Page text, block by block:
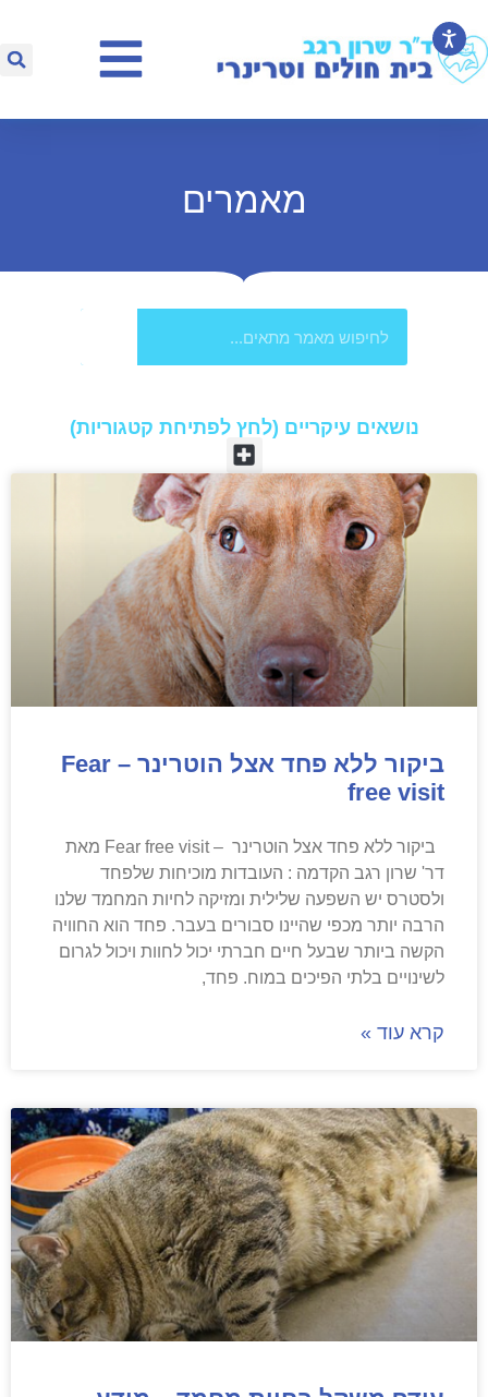
מאמרים
נושאים עיקריים (לחץ לפתיחת קטגוריות)​
ביקור ללא פחד אצל הוטרינר – Fear
free visit
ביקור ללא פחד אצל הוטרינר – Fear free visit מאת
דר' שרון רגב הקדמה : העובדות מוכיחות שלפחד
ולסטרס יש השפעה שלילית ומזיקה לחיות המחמד שלנו
הרבה יותר מכפי שהיינו סבורים בעבר. פחד הוא החוויה
הקשה ביותר שבעל חיים חברתי יכול לחוות ויכול לגרום
לשינויים בלתי הפיכים במוח. פחד,
קרא עוד »